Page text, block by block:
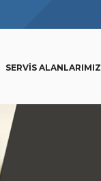
SERVIS ALANLARIMIZ